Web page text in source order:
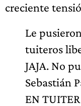
creciente
Le
tuiteros
JAJA. No
Sebastián
EN